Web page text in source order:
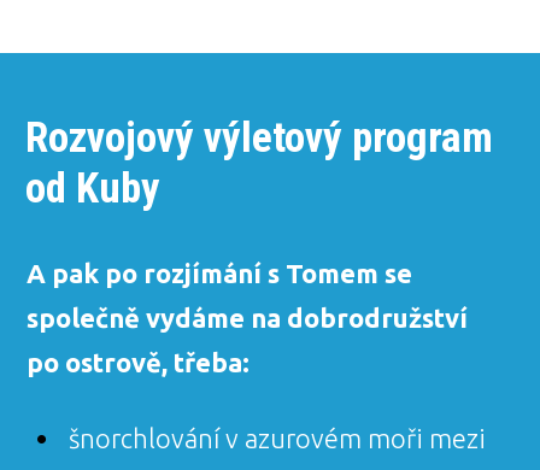
Rozvojový výletový program
od Kuby
A pak po rozjímání s Tomem se
společně vydáme na dobrodružství
po ostrově, třeba:
šnorchlování v azurovém moři mezi